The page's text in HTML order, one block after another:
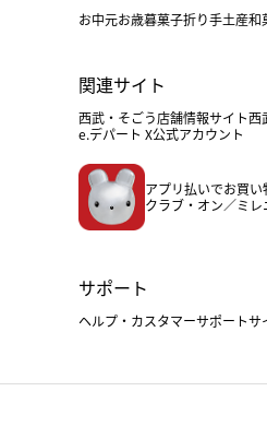
お中元お歳暮菓子折り手土産和
関連サイト
西武・そごう店舗情報サイト西
e.デパート X公式アカウント
アプリ払いでお買い
クラブ・オン／ミレ
サポート
ヘルプ・カスタマーサポートサ